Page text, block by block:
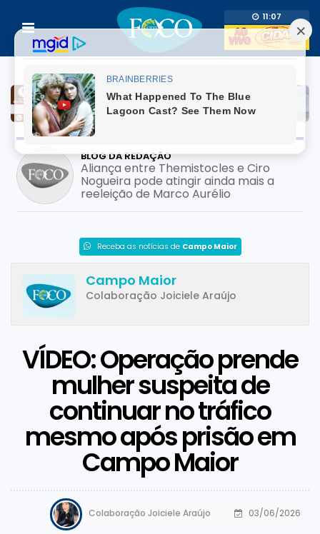
11:07
BLOG DA REDAÇÃO
Aliança entre Themistocles e Ciro
Nogueira pode atingir ainda mais a
reeleição de Marco Aurélio
Receba as notícias de Campo Maior
Campo Maior
Colaboração Joiciele Araújo
VÍDEO: Operação prende
mulher suspeita de
continuar no tráfico
mesmo após prisão em
Campo Maior
Colaboração Joiciele Araújo 03/06/2026